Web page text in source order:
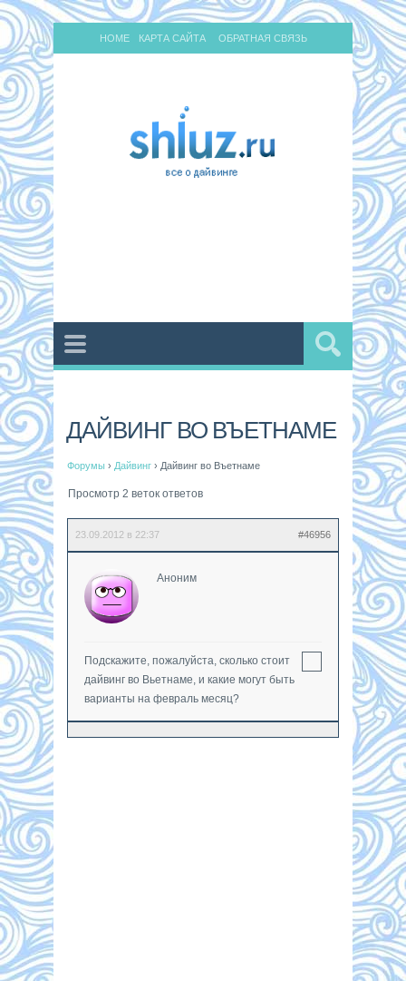
HOME КАРТА САЙТА ОБРАТНАЯ СВЯЗЬ
ДАЙВИНГ ВО ВЪЕТНАМЕ
Форумы › Дайвинг › Дайвинг во Въетнаме
Просмотр 2 веток ответов
23.09.2012 в 22:37 #46956
Аноним
Подскажите, пожалуйста, сколько стоит
дайвинг во Вьетнаме, и какие могут быть
варианты на февраль месяц?